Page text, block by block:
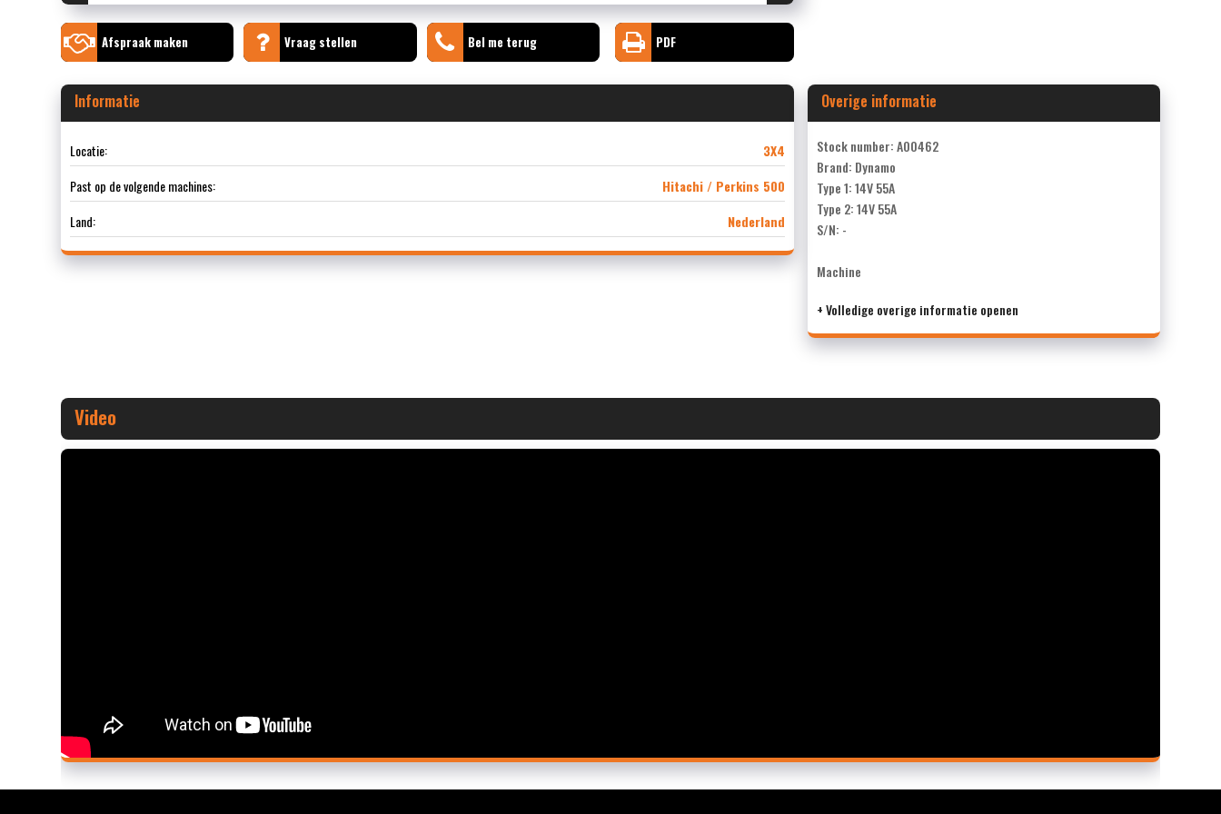
Afspraak maken Vraag stellen Bel me terug PDF
Informatie
Locatie:
3X4
Past op de volgende machines:
Hitachi / Perkins 500
Land:
Nederland
Overige informatie
Stock number: A00462
Brand: Dynamo
Type 1: 14V 55A
Type 2: 14V 55A
S/N: -
Machine
+ Volledige overige informatie openen
Video